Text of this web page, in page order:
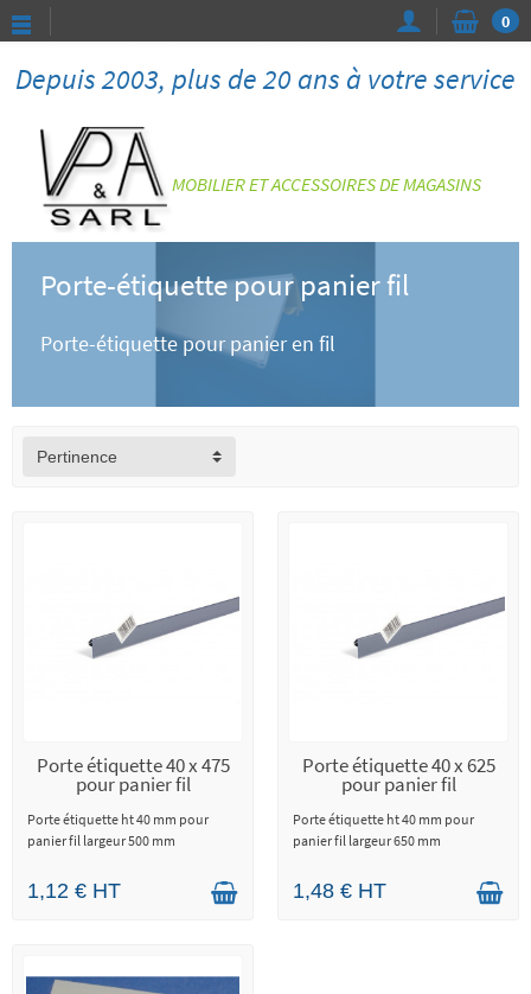
Depuis 2003, plus de 20 ans à votre service
0
MOBILIER ET ACCESSOIRES DE MAGASINS
Porte-étiquette pour panier fil
Porte-étiquette pour panier en fil
Pertinence
Porte étiquette 40 x 475
pour panier fil
Porte étiquette ht 40 mm pour
panier fil largeur 500 mm
1,12 € HT
Porte étiquette 40 x 625
pour panier fil
Porte étiquette ht 40 mm pour
panier fil largeur 650 mm
1,48 € HT